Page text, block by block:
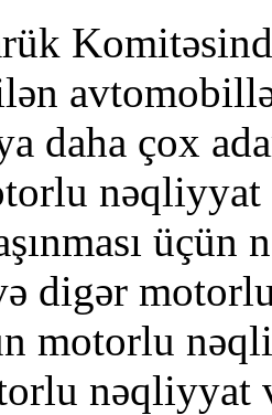
daha çox
nəqliyyat
digər
motorlu
nəqliyyat